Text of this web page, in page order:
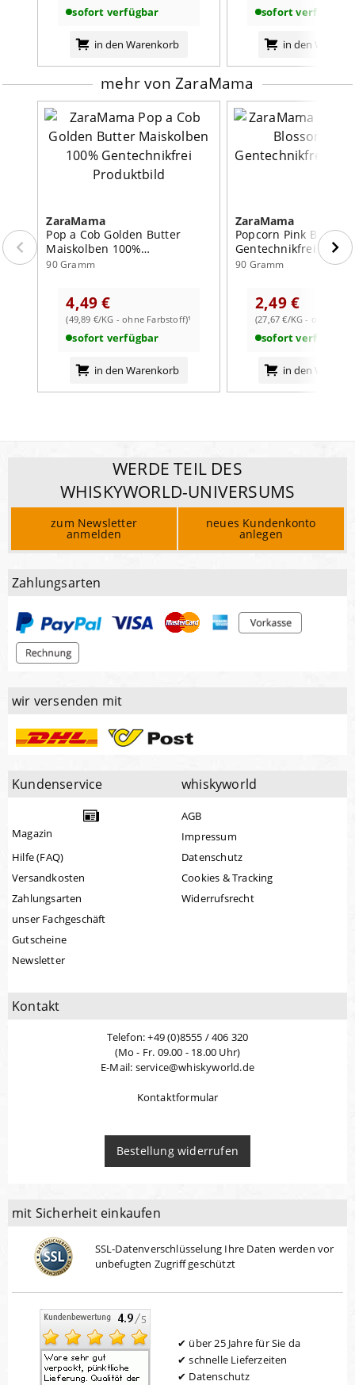
sofort verfügbar
in den Warenkorb
sofort verfügbar
in den
mehr von ZaraMama
ZaraMama
Pop a Cob Golden Butter
Maiskolben 100%
Gentechnikfrei
90 Gramm
4,49 €
(49,89 €/KG - ohne Farbstoff)¹
sofort verfügbar
in den Warenkorb
ZaraMama
Popcorn Pink
Gentechnikfrei
90 Gramm
2,49 €
(27,67 €/KG - ohne
sofort verfügbar
in den
WERDE TEIL DES
WHISKYWORLD-UNIVERSUMS
zum Newsletter
anmelden
neues Kundenkonto
anlegen
Zahlungsarten
wir versenden mit
Kundenservice
Magazin
Hilfe (FAQ)
Versandkosten
Zahlungsarten
unser Fachgeschäft
Gutscheine
Newsletter
whiskyworld
AGB
Impressum
Datenschutz
Cookies & Tracking
Widerrufsrecht
Kontakt
Telefon: +49 (0)8555 / 406 320
(Mo - Fr. 09.00 - 18.00 Uhr)
E-Mail: service@whiskyworld.de
Kontaktformular
Bestellung widerrufen
mit Sicherheit einkaufen
SSL-Datenverschlüsselung Ihre Daten werden vor
unbefugten Zugriff geschützt
über 25 Jahre für Sie da
schnelle Lieferzeiten
Datenschutz